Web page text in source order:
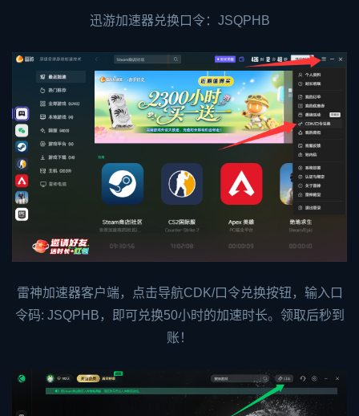
迅游加速器兑换口令：JSQPHB
雷神加速器客户端，点击导航CDK/口令兑换按钮，输入口
令码: JSQPHB，即可兑换50小时的加速时长。领取后秒到
账！